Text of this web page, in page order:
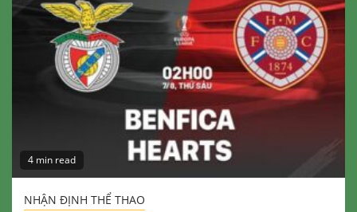
4 min read
NHẬN ĐỊNH THỂ THAO